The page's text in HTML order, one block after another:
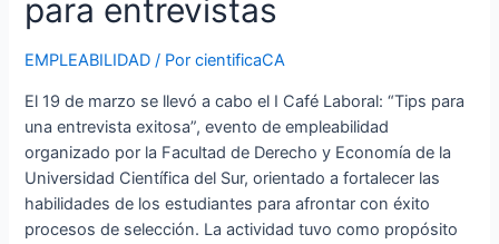
para entrevistas
EMPLEABILIDAD / PorcientificaCA
El 19 de marzo se llevó a cabo el I Café Laboral: “Tips para
una entrevista exitosa”, evento de empleabilidad
organizado por la Facultad de Derecho y Economía de la
Universidad Científica del Sur, orientado a fortalecer las
habilidades de los estudiantes para afrontar con éxito
procesos de selección. La actividad tuvo como propósito
entrevistas